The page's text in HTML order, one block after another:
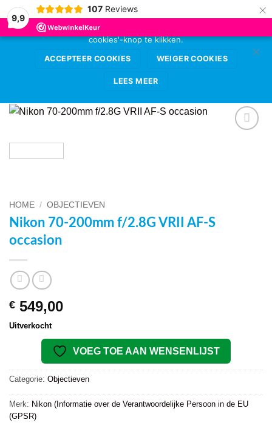
9,9
107 Reviews ×
0
HOME / OBJECTIEVEN
Nikon 70-200mm f/2.8G VRII AF-S
occasion
€ 549,00
Uitverkocht
VOEG TOE AAN WENSENLIJST
Categorie: Objectieven
Merk: Nikon (Informatie over de Verantwoordelijke Persoon in de EU
(GPSR)
Deze website gebruikt cookies voor de beste
gebruikerservaring. Sta deze toe door op de 'accepteer
cookies'-knop te klikken.
ACCEPTEER COOKIES WEIGER COOKIES
LEES MEER